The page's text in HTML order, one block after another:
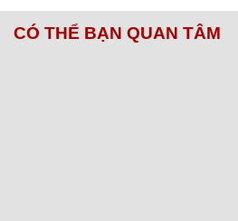
CÓ THỂ BẠN QUAN TÂM